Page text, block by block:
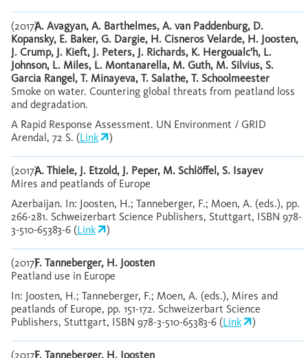
(2017)A. Avagyan, A. Barthelmes, A. van Paddenburg, D.
Kopansky, E. Baker, G. Dargie, H. Cisneros Velarde, H. Joosten,
J. Crump, J. Kieft, J. Peters, J. Richards, K. Hergoualc’h, L.
Johnson, L. Miles, L. Montanarella, M. Guth, M. Silvius, S.
Garcia Rangel, T. Minayeva, T. Salathe, T. Schoolmeester
Smoke on water. Countering global threats from peatland loss
and degradation.
A Rapid Response Assessment. UN Environment / GRID
Arendal, 72 S. (Link )
(2017)A. Thiele, J. Etzold, J. Peper, M. Schlöffel, S. Isayev
Mires and peatlands of Europe
Azerbaijan. In: Joosten, H.; Tanneberger, F.; Moen, A. (eds.), pp.
266-281. Schweizerbart Science Publishers, Stuttgart, ISBN 978-
3-510-65383-6 (Link )
(2017)F. Tanneberger, H. Joosten
Peatland use in Europe
In: Joosten, H.; Tanneberger, F.; Moen, A. (eds.), Mires and
peatlands of Europe, pp. 151-172. Schweizerbart Science
Publishers, Stuttgart, ISBN 978-3-510-65383-6 (Link )
(2017)F. Tanneberger, H. Joosten